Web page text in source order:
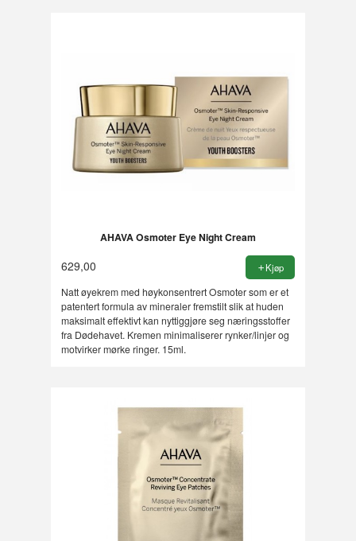
AHAVA Osmoter Eye Night Cream
629,00 Kjøp
Natt øyekrem med høykonsentrert Osmoter som er et
patentert formula av mineraler fremstilt slik at huden
maksimalt effektivt kan nyttiggjøre seg næringsstoffer
fra Dødehavet. Kremen minimaliserer rynker/linjer og
motvirker mørke ringer. 15ml.